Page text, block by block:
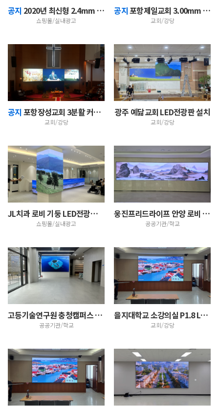
공지 2020년 최신형 2.4mm LED스크린 매장 홍보…
쇼핑몰/실내광고
공지포항제일교회 3.00mm 330인치 대형LED스크린
교회/강당
공지 포항장성교회 3분활 커브드 3분활 LED스크린
교회/강당
광주 예닮교회 LED전광판 설치
교회/강당
JL치과 로비 기둥 LED전광판 및 카운터 LED스크린…
쇼핑몰/실내광고
웅진프리드라이프 안양 로비 LED전광판 설치
공공기관/학교
고등기술연구원 충청캠퍼스 로비 LED전광판 설치
공공기관/학교
을지대학교 소강의실 P1.8 LED 전광판 설치 │ 3…
교회/강당